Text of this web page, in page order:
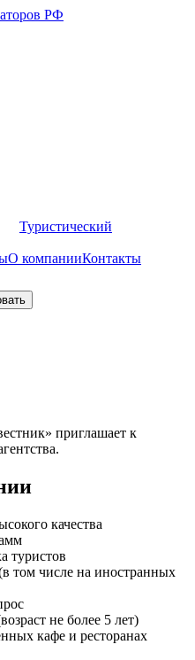
РФ
Туристический
О компанииКонтакты
приглашает к
качества
туристов
том числе на иностранных
не более 5 лет)
кафе и ресторанах